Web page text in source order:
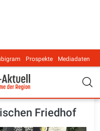
Prospekte Mediadaten
Friedhof